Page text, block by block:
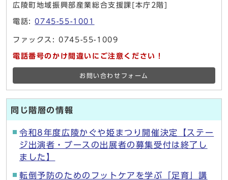
広陵町地域振興部産業総合支援課[本庁2階]
電話:0745-55-1001
ファックス: 0745-55-1009
電話番号のかけ間違いにご注意ください！
お問い合わせフォーム
同じ階層の情報
令和8年度広陵かぐや姫まつり開催決定【ステー
ジ出演者・ブースの出展者の募集受付は終了し
ました】
転倒予防のためのフットケアを学ぶ「足育」講